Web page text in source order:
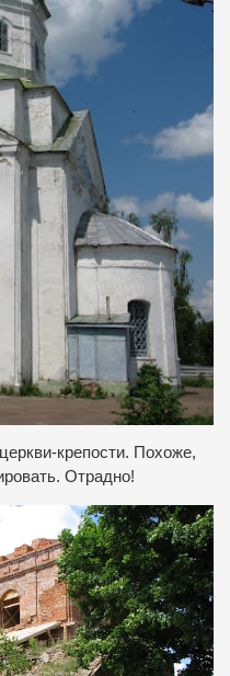
крепости. Похоже,
Отрадно!